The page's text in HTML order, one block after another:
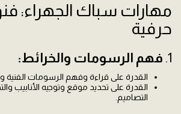
مهارات سباك الجهراء:
حرفية
1. فهم الرسومات والخرائط:
القدرة على قراءة وفهم الرسومات الفنية
القدرة على تحديد موقع وتوجيه الأنابيب
التصاميم.